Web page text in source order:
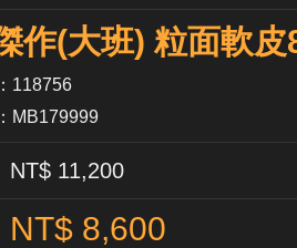
作(大班) 粒面軟
118756
MB179999
11,200
NT$ 8,600